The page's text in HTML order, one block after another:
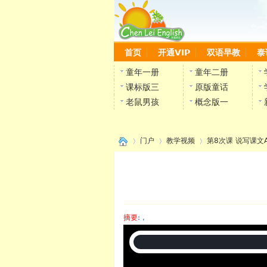
首页 开通VIP 双语早教 泰
童年一册 童年二册
课标版三
原版童话
老鼠男孩
概念版一
陈雷
门户 教学视频 第8次课 说写课文
摘要: ,